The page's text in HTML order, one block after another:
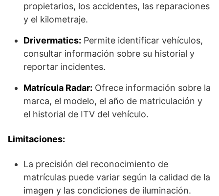
propietarios, los accidentes, las reparaciones
y el kilometraje.
Drivermatics: Permite identificar vehículos,
consultar información sobre su historial y
reportar incidentes.
Matrícula Radar: Ofrece información sobre la
marca, el modelo, el año de matriculación y
el historial de ITV del vehículo.
Limitaciones:
La precisión del reconocimiento de
matrículas puede variar según la calidad de la
imagen y las condiciones de iluminación.